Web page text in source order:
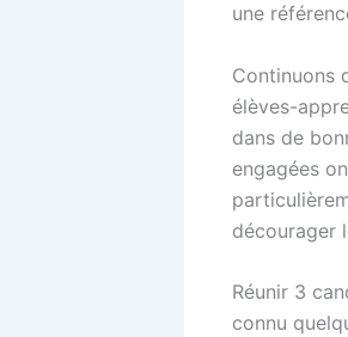
une
Continuons
élèves-
dans de
engagées
décourager
Réunir 3
connu